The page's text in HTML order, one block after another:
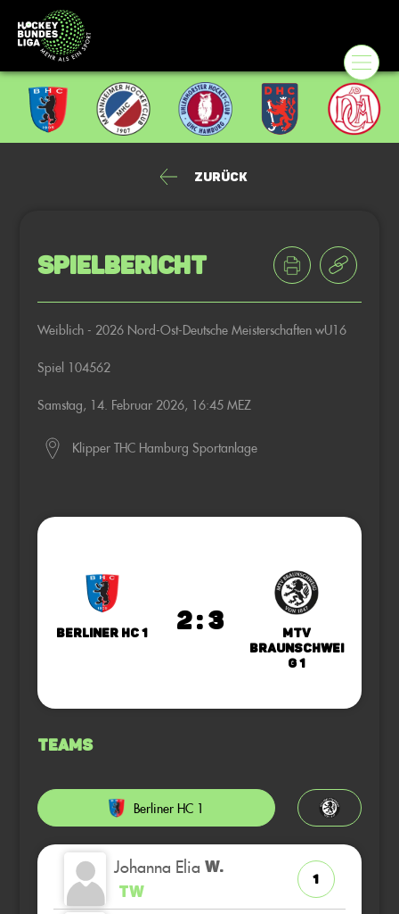
Zurück
Spielbericht
Weiblich - 2026 Nord-Ost-Deutsche Meisterschaften wU16
Spiel 104562
Samstag, 14. Februar 2026, 16:45 MEZ
Klipper THC Hamburg Sportanlage
Berliner HC 1 2 : 3
MTV
Braunschwei
g 1
Teams
Berliner HC 1
Johanna Elia W.
TW
1